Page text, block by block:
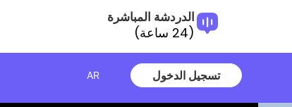
الدردشة المباشرة
(24 ساعة)
تسجيل الدخول AR